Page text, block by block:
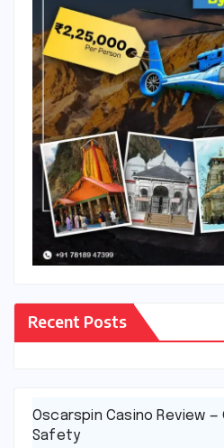
Recent Posts
Oscarspin Casino Review —
Safety